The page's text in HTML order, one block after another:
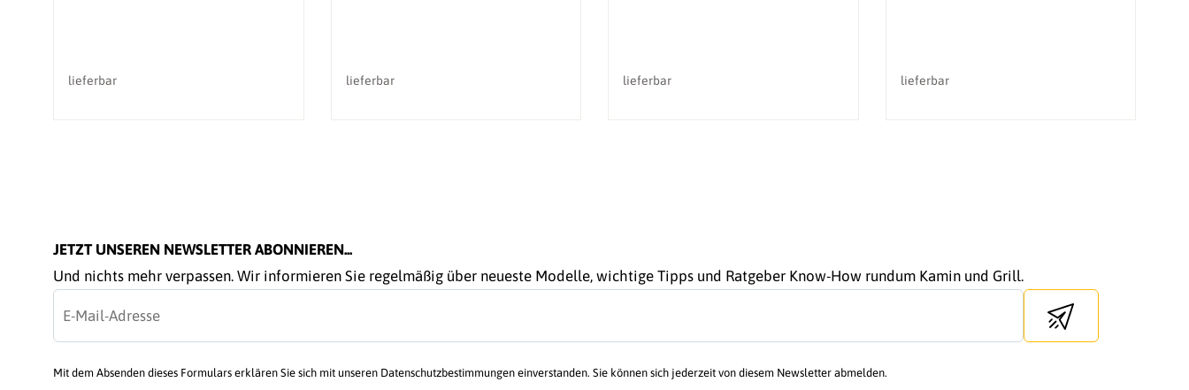
lieferbar lieferbar lieferbar lieferbar
JETZT UNSEREN NEWSLETTER ABONNIEREN...
Und nichts mehr verpassen. Wir informieren Sie regelmäßig über neueste Modelle, wichtige Tipps und Ratgeber Know-How rundum Kamin und Grill.
Send newsletter
Mit dem Absenden dieses Formulars erklären Sie sich mit unseren Datenschutzbestimmungen einverstanden. Sie können sich jederzeit von diesem Newsletter abmelden.